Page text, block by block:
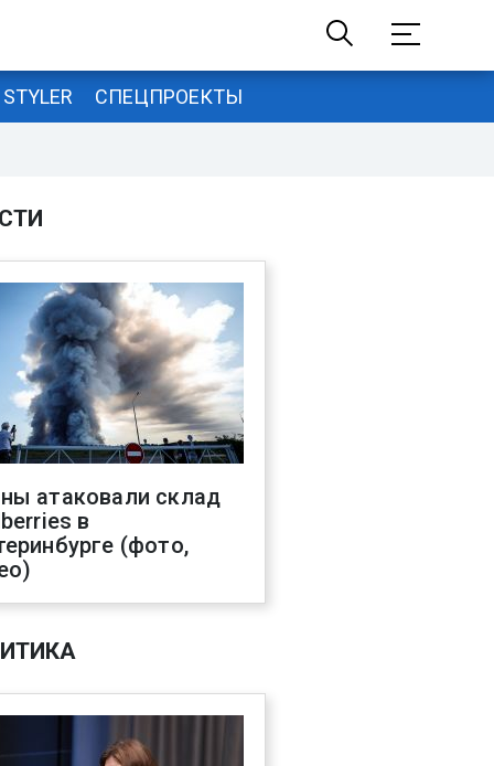
STYLER СПЕЦПРОЕКТЫ
атаковали склад
в
(фото,